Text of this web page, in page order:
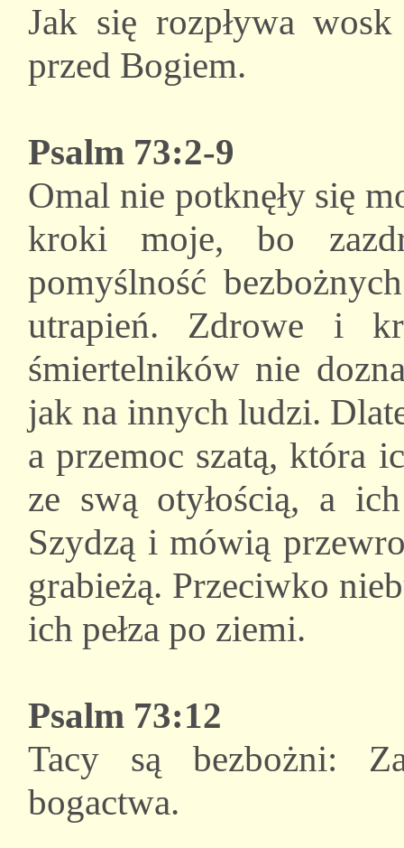
Jak się rozpływa
przed Bogiem.
Psalm 73:2-9
Omal nie potknęły się
kroki moje, bo
pomyślność
utrapień. Zdrowe i
śmiertelników nie
jak na innych ludzi.
a przemoc szatą, która
ze swą otyłością, a
Szydzą i mówią
grabieżą. Przeciwko
ich pełza po ziemi.
Psalm 73:12
Tacy są bezbożni:
bogactwa.